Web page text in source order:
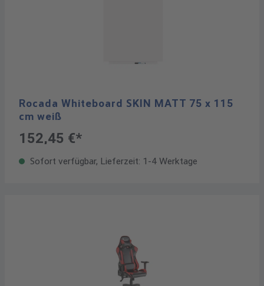
Rocada Whiteboard SKIN MATT 75 x 115
cm weiß
152,45 €*
Sofort verfügbar, Lieferzeit: 1-4 Werktage